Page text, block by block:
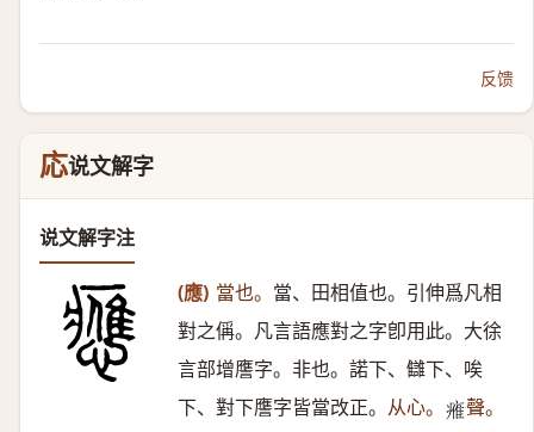
反馈
応说文解字
说文解字注
(應) 當也。 當、田相值也。引伸爲凡相
對之偁。凡言語應對之字卽用此。大徐
言部增譍字。非也。諾下、讎下、唉
下、對下譍字皆當改正。 从心。 𤸰 聲。